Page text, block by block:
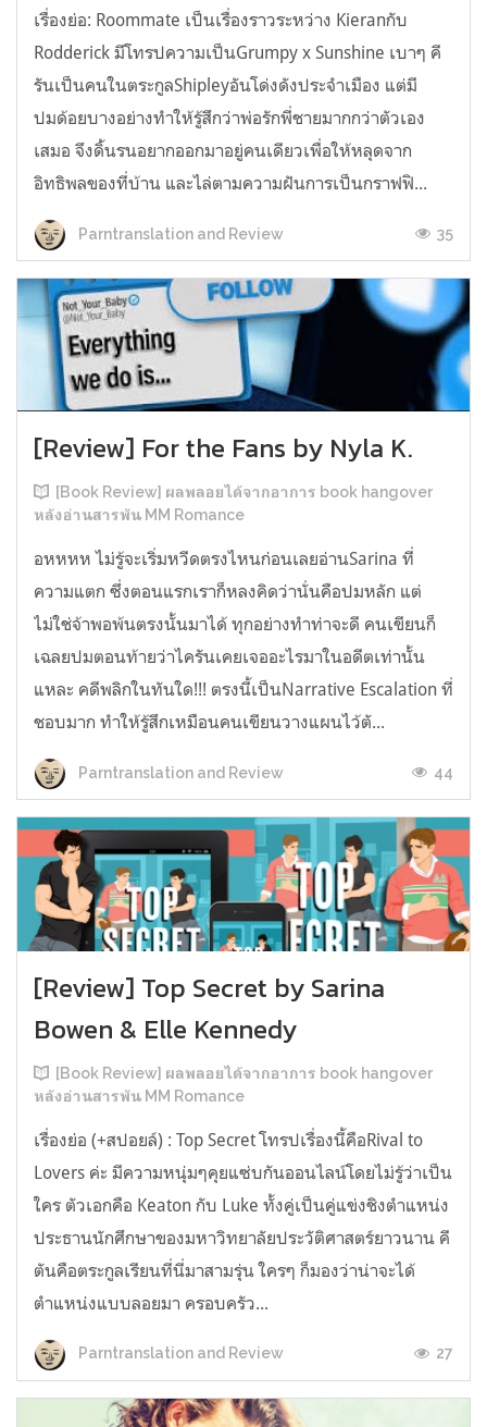
เรื่องย่อ: Roommate เป็นเรื่องราวระหว่าง Kieranกับ
Rodderick มีโทรปความเป็นGrumpy x Sunshine เบาๆ คี
รันเป็นคนในตระกูลShipleyอันโด่งดังประจำเมือง แต่มี
ปมด้อยบางอย่างทำให้รู้สึกว่าพ่อรักพี่ชายมากกว่าตัวเอง
เสมอ จึงดิ้นรนอยากออกมาอยู่คนเดียวเพื่อให้หลุดจาก
อิทธิพลของที่บ้าน และไล่ตามความฝันการเป็นกราฟฟิ...
Parntranslation and Review 35
[Review] For the Fans by Nyla K.
[Book Review] ผลพลอยได้จากอาการ book hangover
หลังอ่านสารพัน MM Romance
อหหหห ไม่รู้จะเริ่มหวีดตรงไหนก่อนเลยอ่านSarina ที่
ความแตก ซึ่งตอนแรกเราก็หลงคิดว่านั่นคือปมหลัก แต่
ไม่ใช่จ้าพอพ้นตรงนั้นมาได้ ทุกอย่างทำท่าจะดี คนเขียนก็
เฉลยปมตอนท้ายว่าไครันเคยเจออะไรมาในอดีตเท่านั้น
แหละ คดีพลิกในทันใด!!! ตรงนี้เป็นNarrative Escalation ที่
ชอบมาก ทำให้รู้สึกเหมือนคนเขียนวางแผนไว้ตั...
Parntranslation and Review 44
[Review] Top Secret by Sarina
Bowen & Elle Kennedy
[Book Review] ผลพลอยได้จากอาการ book hangover
หลังอ่านสารพัน MM Romance
เรื่องย่อ (+สปอยล์) : Top Secret โทรปเรื่องนี้คือRival to
Lovers ค่ะ มีความหนุ่มๆคุยแซ่บกันออนไลน์โดยไม่รู้ว่าเป็น
ใคร ตัวเอกคือ Keaton กับ Luke ทั้งคู่เป็นคู่แข่งชิงตำแหน่ง
ประธานนักศึกษาของมหาวิทยาลัยประวัติศาสตร์ยาวนาน คี
ตันคือตระกูลเรียนที่นี่มาสามรุ่น ใครๆ ก็มองว่าน่าจะได้
ตำแหน่งแบบลอยมา ครอบครัว...
Parntranslation and Review 27